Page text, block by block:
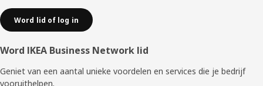
Word lid of log in
Word IKEA Business Network lid
Geniet van een aantal unieke voordelen en services die je bedrijf
vooruithelpen. ​